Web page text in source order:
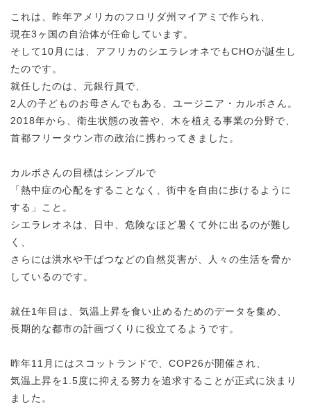
これは、昨年アメリカのフロリダ州マイアミで作られ、
現在3ヶ国の自治体が任命しています。
そして10月には、アフリカのシエラレオネでもCHOが誕生し
たのです。
就任したのは、元銀行員で、
2人の子どものお母さんでもある、ユージニア・カルボさん。
2018年から、衛生状態の改善や、木を植える事業の分野で、
首都フリータウン市の政治に携わってきました。
カルボさんの目標はシンプルで
「熱中症の心配をすることなく、街中を自由に歩けるように
する」こと。
シエラレオネは、日中、危険なほど暑くて外に出るのが難し
く、
さらには洪水や干ばつなどの自然災害が、人々の生活を脅か
しているのです。
就任1年目は、気温上昇を食い止めるためのデータを集め、
長期的な都市の計画づくりに役立てるようです。
昨年11月にはスコットランドで、COP26が開催され、
気温上昇を1.5度に抑える努力を追求することが正式に決まり
ました。